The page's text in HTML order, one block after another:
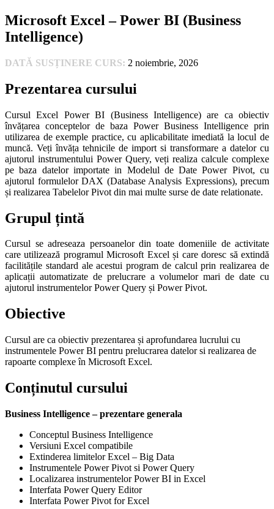
Microsoft Excel – Power BI (Business
Intelligence)
DATĂ SUSȚINERE CURS: 2 noiembrie, 2026
Prezentarea cursului
Cursul Excel Power BI (Business Intelligence) are ca obiectiv
învățarea conceptelor de baza Power Business Intelligence prin
utilizarea de exemple practice, cu aplicabilitate imediată la locul de
muncă. Veți învăța tehnicile de import si transformare a datelor cu
ajutorul instrumentului Power Query, veți realiza calcule complexe
pe baza datelor importate in Modelul de Date Power Pivot, cu
ajutorul formulelor DAX (Database Analysis Expressions), precum
și realizarea Tabelelor Pivot din mai multe surse de date relationate.
Grupul țintă
Cursul se adreseaza persoanelor din toate domeniile de activitate
care utilizează programul Microsoft Excel și care doresc să extindă
facilitățile standard ale acestui program de calcul prin realizarea de
aplicații automatizate de prelucrare a volumelor mari de date cu
ajutorul instrumentelor Power Query și Power Pivot.
Obiective
Cursul are ca obiectiv prezentarea și aprofundarea lucrului cu
instrumentele Power BI pentru prelucrarea datelor si realizarea de
rapoarte complexe în Microsoft Excel.
Conținutul cursului
Business Intelligence – prezentare generala
Conceptul Business Intelligence
Versiuni Excel compatibile
Extinderea limitelor Excel – Big Data
Instrumentele Power Pivot si Power Query
Localizarea instrumentelor Power BI in Excel
Interfata Power Query Editor
Interfata Power Pivot for Excel